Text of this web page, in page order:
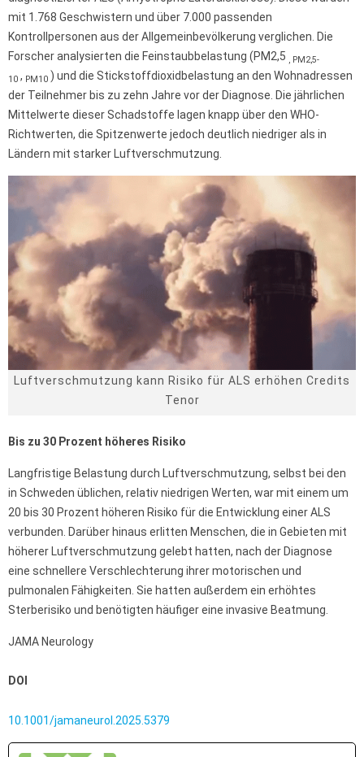
mit 1.768 Geschwistern und über 7.000 passenden
Kontrollpersonen aus der Allgemeinbevölkerung verglichen. Die
Forscher analysierten die Feinstaubbelastung (PM2,5
PM2,5-
10 , PM10 ) und die Stickstoffdioxidbelastung an den Wohnadressen
der Teilnehmer bis zu zehn Jahre vor der Diagnose. Die jährlichen
Mittelwerte dieser Schadstoffe lagen knapp über den WHO-
Richtwerten, die Spitzenwerte jedoch deutlich niedriger als in
Ländern mit starker Luftverschmutzung.
Luftverschmutzung kann Risiko für ALS erhöhen Credits
Tenor
Bis zu 30 Prozent höheres Risiko
Langfristige Belastung durch Luftverschmutzung, selbst bei den
in Schweden üblichen, relativ niedrigen Werten, war mit einem um
20 bis 30 Prozent höheren Risiko für die Entwicklung einer ALS
verbunden. Darüber hinaus erlitten Menschen, die in Gebieten mit
höherer Luftverschmutzung gelebt hatten, nach der Diagnose
eine schnellere Verschlechterung ihrer motorischen und
pulmonalen Fähigkeiten. Sie hatten außerdem ein erhöhtes
Sterberisiko und benötigten häufiger eine invasive Beatmung.
JAMA Neurology
DOI
10.1001/jamaneurol.2025.5379